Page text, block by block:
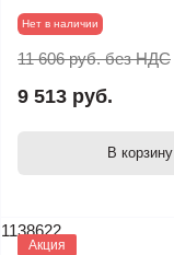
Нет в наличии
11 606 руб.без НДС
9 513 руб.
В корзину
1138622
Акция